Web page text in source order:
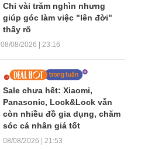
Chỉ vài trăm nghìn nhưng
giúp góc làm việc "lên đời"
thấy rõ
08/08/2026 | 23:16
Sale chưa hết: Xiaomi,
Panasonic, Lock&Lock vẫn
còn nhiều đồ gia dụng, chăm
sóc cá nhân giá tốt
08/08/2026 | 21:53